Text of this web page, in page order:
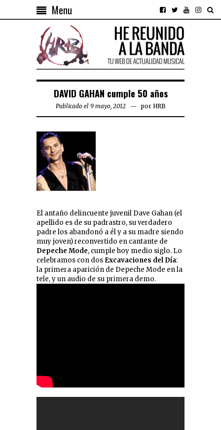
Menu
DAVID GAHAN cumple 50 años
Publicado el 9 mayo, 2012 por HRB
El antaño delincuente juvenil Dave Gahan (el
apellido es de su padrastro, su verdadero
padre los abandonó a él y a su madre siendo
muy joven) reconvertido en cantante de
Depeche Mode, cumple hoy medio siglo. Lo
celebramos con dos Excavaciones del Día:
la primera aparición de Depeche Mode en la
tele, y un audio de su primera demo.